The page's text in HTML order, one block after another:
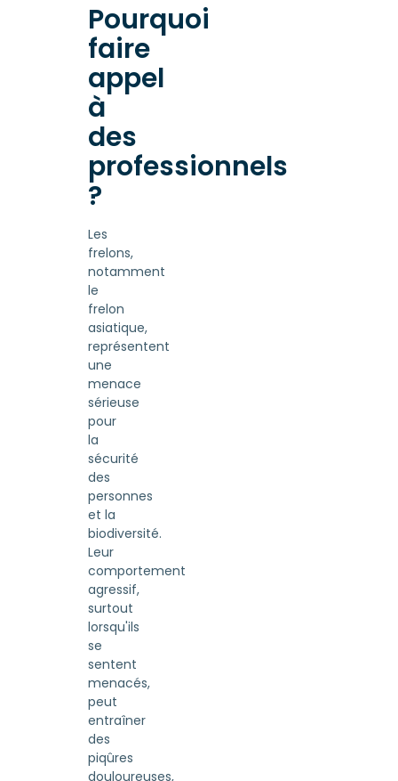
Pourquoi
faire
appel
à
des
professionnels
?
Les
frelons,
notamment
le
frelon
asiatique,
représentent
une
menace
sérieuse
pour
la
sécurité
des
personnes
et la
biodiversité.
Leur
comportement
agressif,
surtout
lorsqu'ils
se
sentent
menacés,
peut
entraîner
des
piqûres
douloureuses,